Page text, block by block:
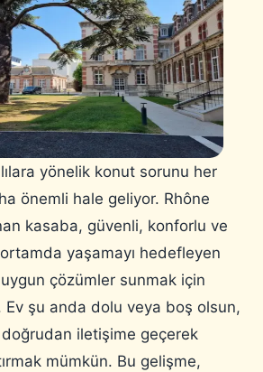
yönelik konut sorunu her
önemli hale geliyor. Rhône
kasaba, güvenli, konforlu ve
yaşamayı hedefleyen
çözümler sunmak için
Ev şu anda dolu veya boş olsun,
iletişime geçerek
mümkün. Bu gelişme,